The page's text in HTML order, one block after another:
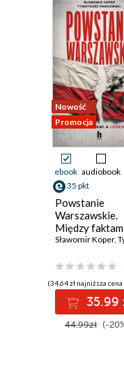
Nowość
Promocja
ebook audiobook
35 pkt
Powstanie
Warszawskie.
Między
legendą
Sławomir Koper,
(34,64 zł najniższa
35.99
44.99zł (-